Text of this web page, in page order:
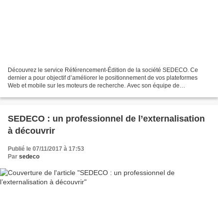
Découvrez le service Référencement-Édition de la société SEDECO. Ce
dernier a pour objectif d’améliorer le positionnement de vos plateformes
Web et mobile sur les moteurs de recherche. Avec son équipe de
SEDECO : un professionnel de l’externalisation
à découvrir
Publié le 07/11/2017 à 17:53
Par sedeco